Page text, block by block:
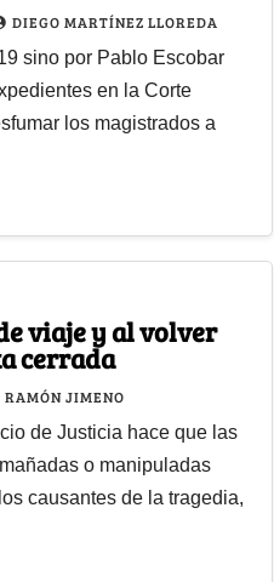
DIEGO MARTÍNEZ LLOREDA
sino por Pablo Escobar
en la Corte
los magistrados a
viaje y al volver
cerrada
RAMÓN JIMENO
de Justicia hace que las
o manipuladas
causantes de la tragedia,